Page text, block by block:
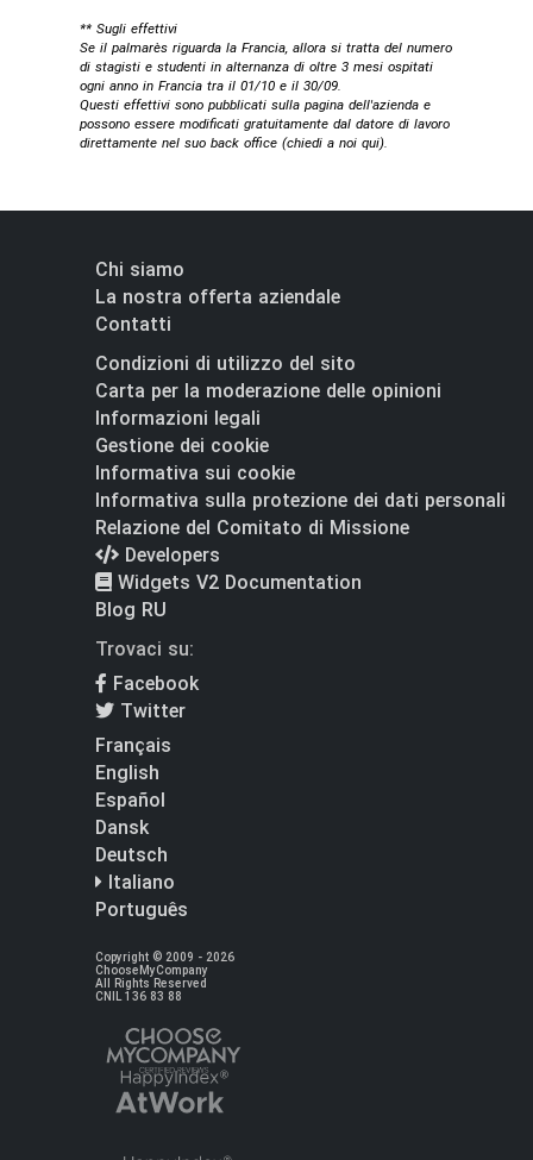
** Sugli effettivi
Se il palmarès riguarda la Francia, allora si tratta del numero
di stagisti e studenti in alternanza di oltre 3 mesi ospitati
ogni anno in Francia tra il 01/10 e il 30/09.
Questi effettivi sono pubblicati sulla pagina dell'azienda e
possono essere modificati gratuitamente dal datore di lavoro
direttamente nel suo back office (chiedi a noi qui).
Chi siamo
La nostra offerta aziendale
Contatti
Condizioni di utilizzo del sito
Carta per la moderazione delle opinioni
Informazioni legali
Gestione dei cookie
Informativa sui cookie
Informativa sulla protezione dei dati personali
Relazione del Comitato di Missione
Developers
Widgets V2 Documentation
Blog RU
Trovaci su:
Facebook
Twitter
Français
English
Español
Dansk
Deutsch
Italiano
Português
Copyright © 2009 - 2026
ChooseMyCompany
All Rights Reserved
CNIL 136 83 88